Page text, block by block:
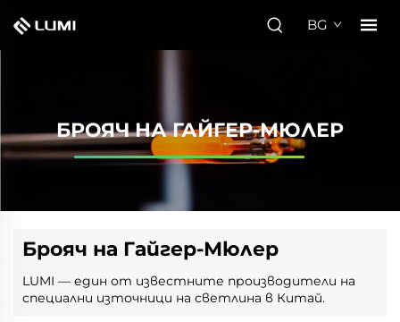
BG
БРОЯЧ НА ГАЙГЕР-МЮЛЕР
Брояч на Гайгер-Мюлер
LUMI — един от известните производители на
специални източници на светлина в Китай.